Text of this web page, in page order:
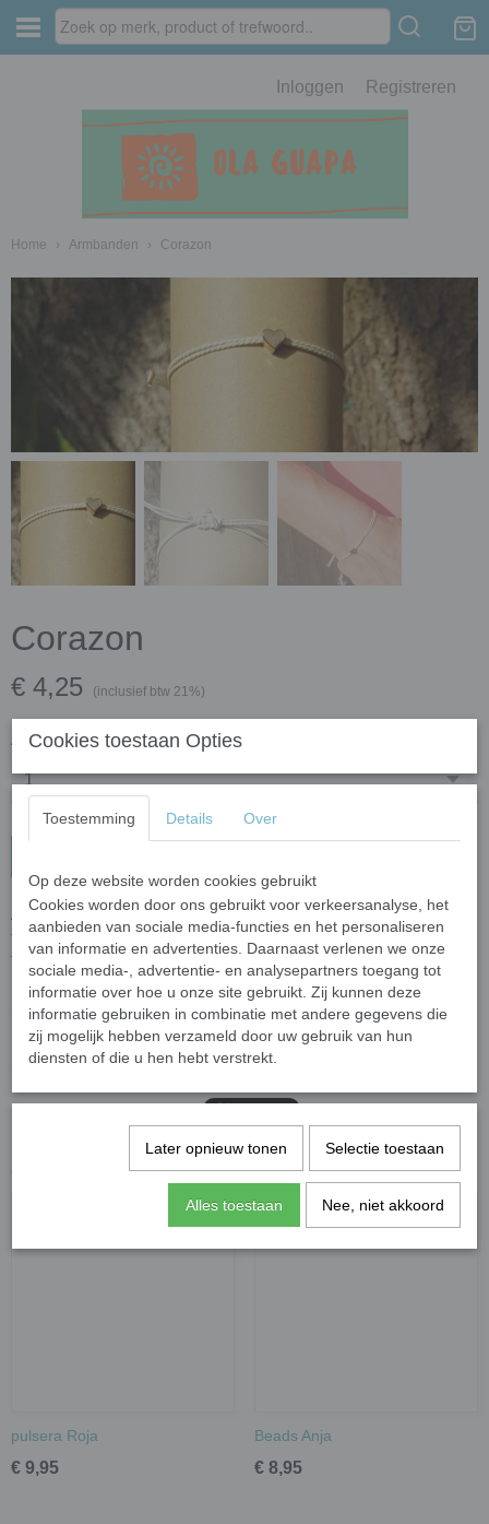
Inloggen Registreren
Home › Armbanden › Corazon
Corazon
€ 4,25 (inclusief btw 21%)
Aantal
Armbandje wit touw met hartje. Lief armbandje van mooie kwaliteit
touw. Hartje is onderhevig aan kleurverandering en blijft
tegelijkertijd een liefdevol detail om iedere pols!
Specificaties
Bruto gewicht 0,01 Kg
Ook interessant
pulsera Roja
€ 9,95
Beads Anja
€ 8,95
Cookies toestaan Opties
Toestemming Details Over
Op deze website worden cookies gebruikt
Cookies worden door ons gebruikt voor verkeersanalyse, het
aanbieden van sociale media-functies en het personaliseren
van informatie en advertenties. Daarnaast verlenen we onze
sociale media-, advertentie- en analysepartners toegang tot
informatie over hoe u onze site gebruikt. Zij kunnen deze
informatie gebruiken in combinatie met andere gegevens die
zij mogelijk hebben verzameld door uw gebruik van hun
diensten of die u hen hebt verstrekt.
Later opnieuw tonen Selectie toestaan
Alles toestaan Nee, niet akkoord